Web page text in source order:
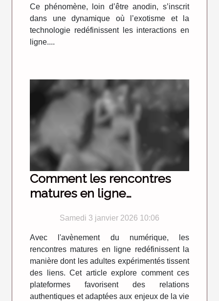
Ce phénomène, loin d’être anodin, s’inscrit
dans une dynamique où l’exotisme et la
technologie redéfinissent les interactions en
ligne....
Comment les rencontres
matures en ligne
relations modernes ?
Samedi 3 janvier 2026 10:06
Avec l'avènement du numérique, les
rencontres matures en ligne redéfinissent la
manière dont les adultes expérimentés tissent
des liens. Cet article explore comment ces
plateformes favorisent des relations
authentiques et adaptées aux enjeux de la vie